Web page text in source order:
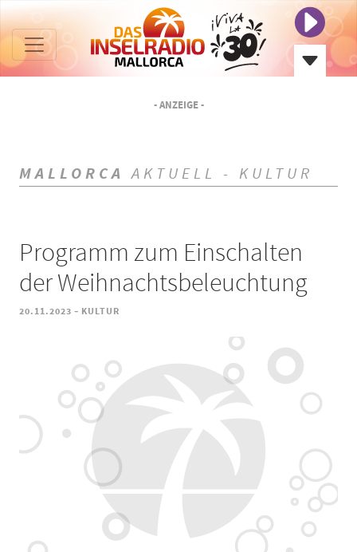
- ANZEIGE -
MALLORCA AKTUELL - KULTUR
Programm zum Einschalten
der Weihnachtsbeleuchtung
20.11.2023 - KULTUR